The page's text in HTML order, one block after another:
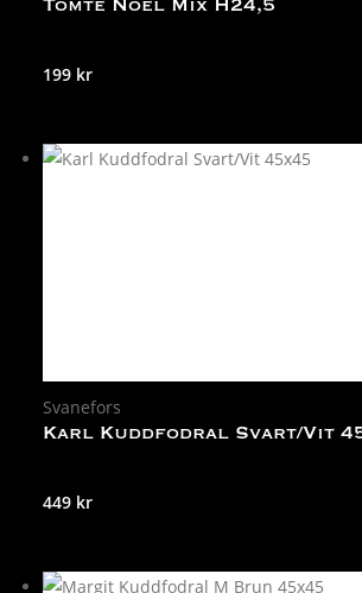
Tomte Noel Mix H24,5
199 kr
Svanefors
Karl Kuddfodral Svart/Vit
449 kr